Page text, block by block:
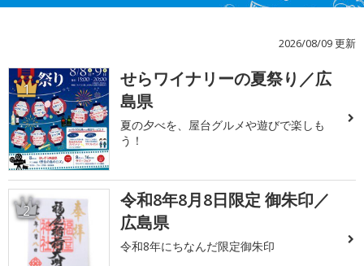
2026/08/09 更新
1
せらワイナリーの夏祭り／広
島県
夏の夕べを、屋台グルメや遊びで楽しも
う！
2
令和8年8月8日限定 御朱印／
広島県
令和8年にちなんだ限定御朱印